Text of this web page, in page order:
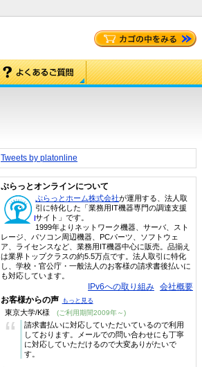
Tweets by platonline
ぷらっとオンラインについて
ぷらっとホーム株式会社が運用する、法人取
引に特化した「業務用IT機器専門の調達支援
サイト」です。
1999年よりネットワーク機器、サーバ、スト
レージ、パソコン周辺機器、PCパーツ、ソフトウェ
ア、ライセンスなど、業務用IT機器中心に販売。品揃え
は業界トップクラスの約5.5万点です。法人取引に特化
し、学校・官公庁・一般法人のお客様の請求書後払いに
も対応しています。
IPv6への取り組み 会社概要
お客様からの声 もっと見る
東京大学/K様 (ご利用期間2009年～)
“
請求書払いに対応していただいているので利用
しております。メールでの問い合わせにも丁寧
に対応していただけるので大変ありがたいで
す。